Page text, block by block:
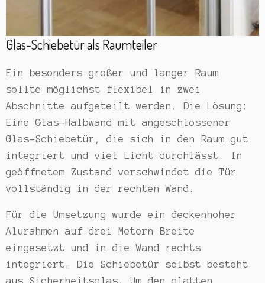
Glas-Schiebetür als Raumteiler
Ein besonders großer und langer Raum
sollte möglichst flexibel in zwei
Abschnitte aufgeteilt werden. Die Lösung:
Eine Glas-Halbwand mit angeschlossener
Glas-Schiebetür, die sich in den Raum gut
integriert und viel Licht durchlässt. In
geöffnetem Zustand verschwindet die Tür
vollständig in der rechten Wand.
Für die Umsetzung wurde ein deckenhoher
Alurahmen auf drei Metern Breite
eingesetzt und in die Wand rechts
integriert. Die Schiebetür selbst besteht
aus Sicherheitsglas. Um den glatten